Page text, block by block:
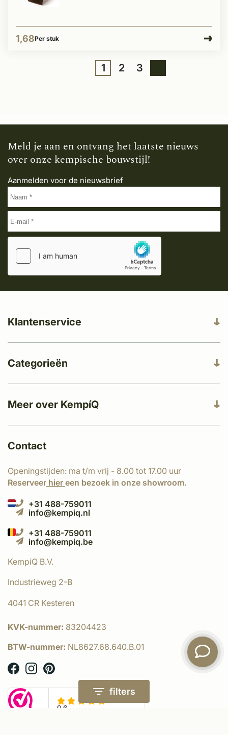
filters
1,68Per stuk
1 2 3
Meld je aan en ontvang het laatste nieuws
over onze kempische bouwstijl!
Aanmelden voor de nieuwsbrief
Meer over KempíQ
Klantenservice
Categorieën
Contact
Openingstijden: ma t/m vrij - 8.00 tot 17.00 uur
Reserveer hier een bezoek in onze showroom.
+31 488-759011
info@kempiq.nl
+31 488-759011
info@kempiq.be
KempíQ B.V.
Industrieweg 2-B
4041 CR Kesteren
KVK-nummer: 83204423
BTW-nummer: NL8627.68.640.B.01